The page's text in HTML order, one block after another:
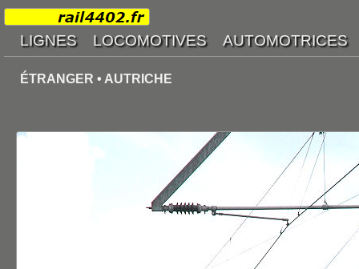
ÉTRANGER • AUTRICHE